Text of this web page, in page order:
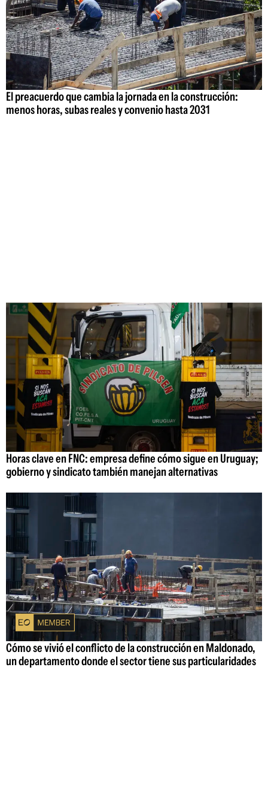
El preacuerdo que cambia la jornada en la construcción:
menos horas, subas reales y convenio hasta 2031
Horas clave en FNC: empresa define cómo sigue en Uruguay;
gobierno y sindicato también manejan alternativas
Cómo se vivió el conflicto de la construcción en Maldonado,
un departamento donde el sector tiene sus particularidades